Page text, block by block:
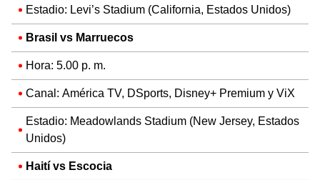
Estadio: Levi’s Stadium (California, Estados Unidos)
Brasil vs Marruecos
Hora: 5.00 p. m.
Canal: América TV, DSports, Disney+ Premium y ViX
Estadio: Meadowlands Stadium (New Jersey, Estados
Unidos)
Haití vs Escocia